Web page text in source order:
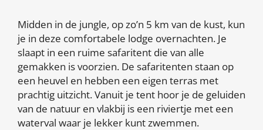
Midden in de jungle, op zo’n 5 km van de kust, kun
je in deze comfortabele lodge overnachten. Je
slaapt in een ruime safaritent die van alle
gemakken is voorzien. De safaritenten staan op
een heuvel en hebben een eigen terras met
prachtig uitzicht. Vanuit je tent hoor je de geluiden
van de natuur en vlakbij is een riviertje met een
waterval waar je lekker kunt zwemmen.